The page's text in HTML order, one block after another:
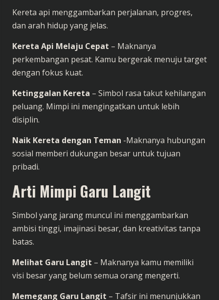
Kereta api menggambarkan perjalanan, progres,
dan arah hidup yang jelas.
Kereta Api Melaju Cepat – Maknanya
perkembangan pesat. Kamu bergerak menuju target
dengan fokus kuat.
Ketinggalan Kereta – Simbol rasa takut kehilangan
peluang. Mimpi ini mengingatkan untuk lebih
disiplin.
Naik Kereta dengan Teman -Maknanya hubungan
sosial memberi dukungan besar untuk tujuan
pribadi.
Arti Mimpi Garu Langit
Simbol yang jarang muncul ini menggambarkan
ambisi tinggi, imajinasi besar, dan kreativitas tanpa
batas.
Melihat Garu Langit – Maknanya kamu memiliki
visi besar yang belum semua orang mengerti.
Memegang Garu Langit – Tafsir ini menunjukkan